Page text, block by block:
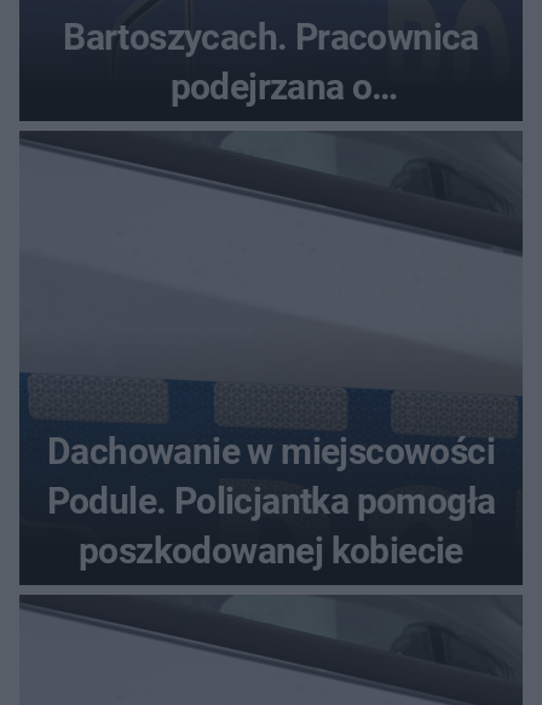
Bartoszycach. Pracownica
podejrzana o
przywłaszczenie 470 000 zł
Dachowanie w miejscowości
Podule. Policjantka pomogła
poszkodowanej kobiecie